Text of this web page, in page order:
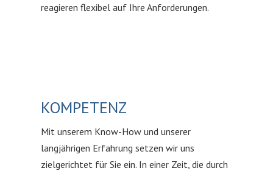
reagieren flexibel auf Ihre Anforderungen.
KOMPETENZ
Mit unserem Know-How und unserer
langjährigen Erfahrung setzen wir uns
zielgerichtet für Sie ein. In einer Zeit, die durch